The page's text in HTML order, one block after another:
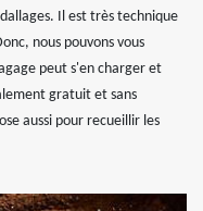
Il est très technique
nous pouvons vous
peut s'en charger et
gratuit et sans
aussi pour recueillir les